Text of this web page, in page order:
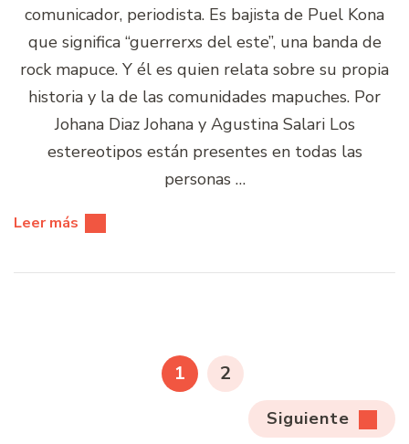
comunicador, periodista. Es bajista de Puel Kona
que significa “guerrerxs del este”, una banda de
rock mapuce. Y él es quien relata sobre su propia
historia y la de las comunidades mapuches. Por
Johana Diaz Johana y Agustina Salari Los
estereotipos están presentes en todas las
personas …
Leer más
PÁGINA
1 PÁGINA
2
Siguiente